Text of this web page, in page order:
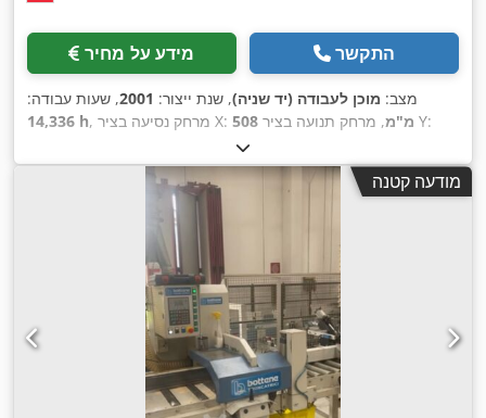
מידע על מחיר התקשר
מצב: מוכן לעבודה (יד שניה), שנת ייצור: 2001, שעות עבודה:
14,336 h
, מרחק נסיעה בציר X: 508 מ"מ , מרחק תנועה בציר Y:
כולל:1,473 מ"מ , עומס שולחן:1,350 ק"ג
, מהירות ציר
(מקסימלית): 10,000 סל"ד , הספק מנוע הציר: מודעה קטנה